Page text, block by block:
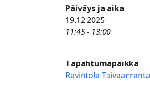
Päiväys ja aika
19.12.2025
11:45 - 13:00
Tapahtumapaikka
Ravintola Taivaanranta